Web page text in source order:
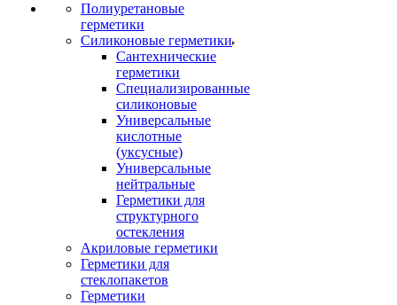
Полиуретановые
герметики
Силиконовые герметики
Сантехнические
герметики
Специализированные
силиконовые
Универсальные
кислотные
(уксусные)
Универсальные
нейтральные
Герметики для
структурного
остекления
Акриловые герметики
Герметики для
стеклопакетов
Герметики